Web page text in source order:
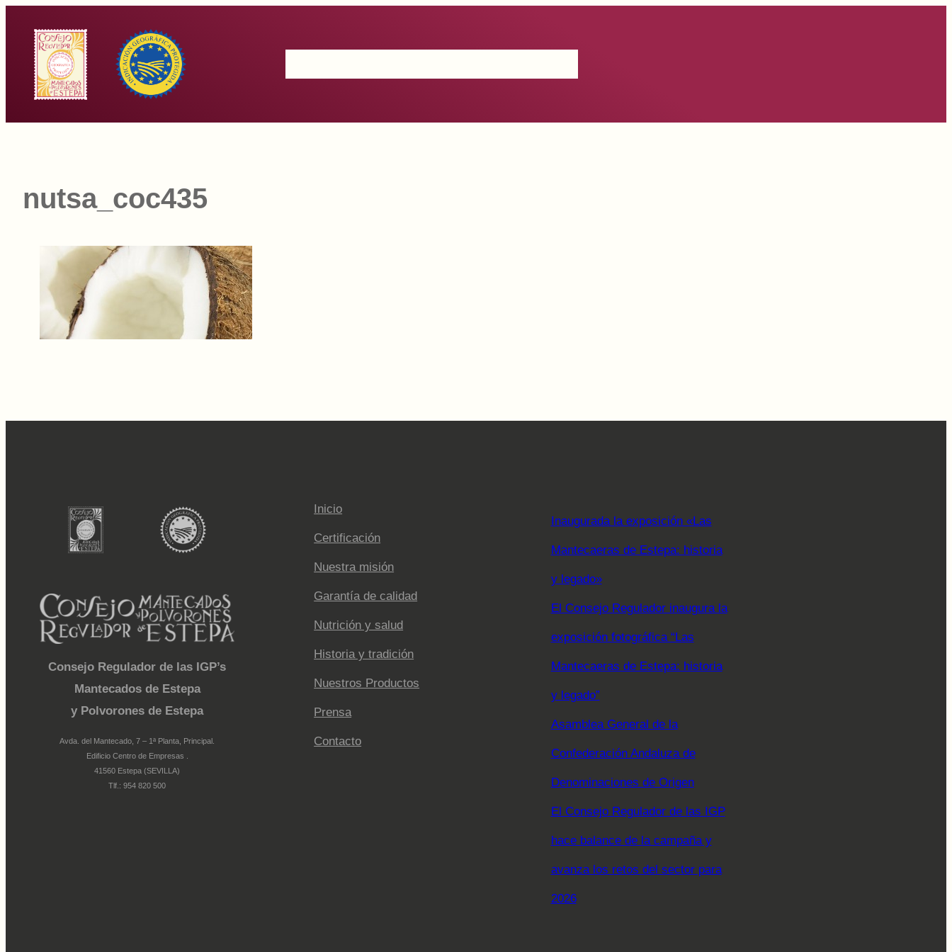
contenido
nutsa_coc435
Consejo Regulador de las IGP’s
Mantecados de Estepa
y Polvorones de Estepa
Avda. del Mantecado, 7 – 1ª Planta, Principal.
Edificio Centro de Empresas .
41560 Estepa (SEVILLA)
Tlf.: 954 820 500
Inicio
Certificación
Nuestra misión
Garantía de calidad
Nutrición y salud
Historia y tradición
Nuestros Productos
Prensa
Contacto
Inaugurada la exposición «Las
Mantecaeras de Estepa: historia
y legado»
El Consejo Regulador inaugura la
exposición fotográfica “Las
Mantecaeras de Estepa: historia
y legado”
Asamblea General de la
Confederación Andaluza de
Denominaciones de Origen
El Consejo Regulador de las IGP
hace balance de la campaña y
avanza los retos del sector para
2026